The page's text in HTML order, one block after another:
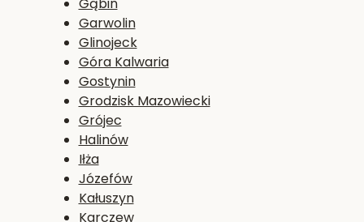
Garwolin
Glinojeck
Góra Kalwaria
Gostynin
Grodzisk Mazowiecki
Grójec
Halinów
Iłża
Józefów
Kałuszyn
Karczew